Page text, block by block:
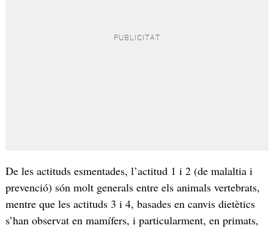
De les actituds esmentades, l’actitud 1 i 2 (de malaltia i
prevenció) són molt generals entre els animals vertebrats,
mentre que les actituds 3 i 4, basades en canvis dietètics
s’han observat en mamífers, i particularment, en primats,